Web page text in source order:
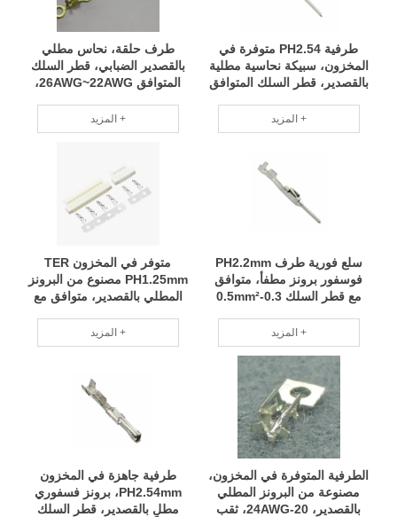
طرف حلقة، نحاس مطلي
بالقصدير الضبابي، قطر السلك
المتوافق 26AWG~22AWG،
Shangtong P/V R60323-B2
RCD
المزيد +
طرفية PH2.54 متوفرة في
المخزون، سبيكة نحاسية مطلية
بالقصدير، قطر السلك المتوافق
928918-1 RCD
المزيد +
متوفر في المخزون TER
PH1.25mm مصنوع من البرونز
المطلي بالقصدير، متوافق مع
P/N 11256T0P-2E RCD
المزيد +
سلع فورية طرف PH2.2mm
فوسفور برونز مطفأ، متوافق
مع قطر السلك 0.3-0.5mm²
المزيد +
طرفية جاهزة في المخزون
PH2.54mm، برونز فسفوري
مطلٍ بالقصدير، قطر السلك
الطرفية المتوفرة في المخزون،
مصنوعة من البرونز المطلي
بالقصدير، 20-24AWG، ثقب